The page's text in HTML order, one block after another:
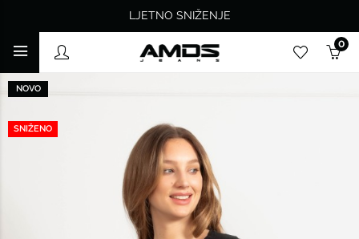
LJETNO SNIŽENJE
0
NOVO
SNIŽENO